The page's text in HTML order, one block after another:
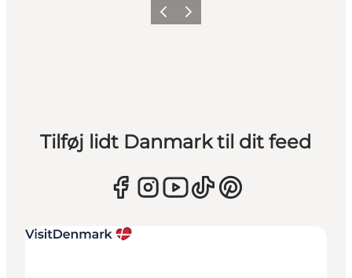
ForrigeNæste
Tilføj lidt Danmark til dit feed